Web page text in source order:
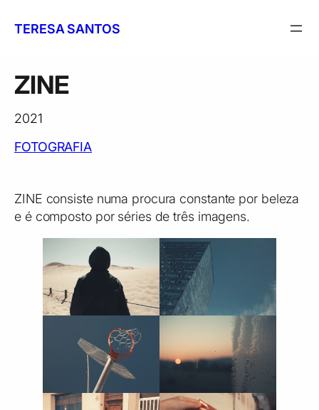
paraTERESA SANTOS
ZINE
2021
FOTOGRAFIA
ZINE consiste numa procura constante por beleza
e é composto por séries de três imagens.